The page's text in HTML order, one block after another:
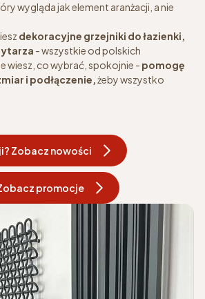
wygląda jak element aranżacji, a nie
dekoracyjne grzejniki do łazienki,
- wszystkie od polskich
wiesz, co wybrać, spokojnie - pomogę
i podłączenie,żeby wszystko
Zobacz nowości
promocje